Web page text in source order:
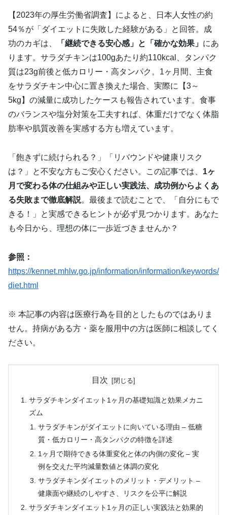
【2023年の厚生労働省調査】によると、日本人女性の約
54％が「ダイエットに失敗した経験がある」と回答。成
功のカギは、
「継続できる安心感」と「確かな効果」 にあ
ります。サラダチキンは100gあたり約110kcal、タンパク
質は23g前後と低カロリー・高タンパク。1ヶ月間、主食
をサラダチキン中心に置き換えた場合、実際に【3～
5kg】の減量に成功したケースも報告されています。食事
のバランスや塩分対策を工夫すれば、体重だけでなく体脂
肪率や肌質改善を実感する方も増えています。
「飽きずに続けられる？」「リバウンドや健康リスク
は？」と不安な方もご安心ください。この記事では、 1ヶ
月で変わる体の仕組みや正しい実践法、成功例からよくあ
る失敗まで徹底解説。最後まで読むことで、「自分にもで
きる！」と実感できるヒントが必ず見つかります。あなた
も今日から、理想の体に一歩近づきませんか？
参照：
https://kennet.mhlw.go.jp/information/information/keywords/
diet.html
※ 本記事の内容は医療行為を目的としたものではありま
せん。持病がある方・薬を服用中の方は医師に相談してく
ださい。
目次
サラダチキンダイエット1ヶ月の基礎知識と効果メカニ
ズム
サラダチキンがダイエットに向いている理由 – 低糖
質・低カロリー・高タンパクの特徴を詳述
1ヶ月で期待できる体重変化と体の内側の変化 – 実
例を交えた平均減量数値と体調の変化
サラダチキンダイエットのメリット・デメリット –
健康面や継続のしやすさ、リスクを公平に解説
サラダチキンダイエット1ヶ月の正しい実践法と効果的